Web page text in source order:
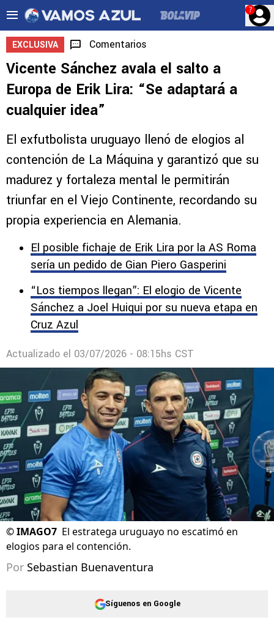
?
EXCLUSIVA Comentarios
Vicente Sánchez avala el salto a
Europa de Erik Lira: “Se adaptará a
cualquier idea”
El exfutbolista uruguayo llenó de elogios al
contención de La Máquina y garantizó que su
madurez y fortaleza mental le permitirán
triunfar en el Viejo Continente, recordando su
propia experiencia en Alemania.
El posible fichaje de Erik Lira por la AS Roma
sería un pedido de Gian Piero Gasperini
“Los tiempos llegan”: El elogio de Vicente
Sánchez a Joel Huiqui por su nueva etapa en
Cruz Azul
Actualizado el 03/07/2026 - 08:15hs CST
©IMAGO7 El estratega uruguayo no escatimó en
elogios para el contención.
Por Sebastian Buenaventura
Síguenos en Google